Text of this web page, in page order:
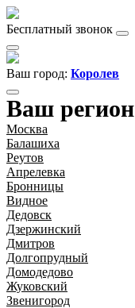
Бесплатный звонок
Ваш город: Королев
Ваш регион
Москва
Балашиха
Реутов
Апрелевка
Бронницы
Видное
Дедовск
Дзержинский
Дмитров
Долгопрудный
Домодедово
Жуковский
Звенигород